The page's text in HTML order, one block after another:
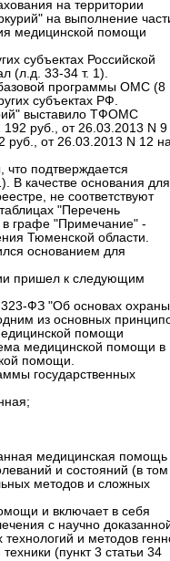
на территории
на выполнение
медицинской помощи
субъектах Российской
(л.д. 33-34 т. 1).
базовой программы ОМС (8
субъектах РФ.
выставило ТФОМС
руб., от 26.03.2013 N 9
руб., от 26.03.2013 N 12
что подтверждается
В качестве основания для
не соответствуют
"Перечень
в графе "Примечание" -
Тюменской области.
основанием для
пришел к следующим
323-ФЗ "Об основах охраны
из основных
помощи
медицинской помощи в
помощи.
государственных
медицинская помощь
и состояний (в том
методов и сложных
и включает в себя
с научно
и методов
(пункт 3 статьи 34